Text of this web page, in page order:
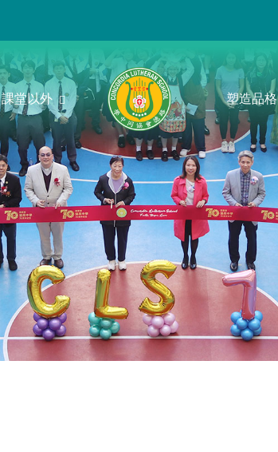
課堂以外 塑造品格